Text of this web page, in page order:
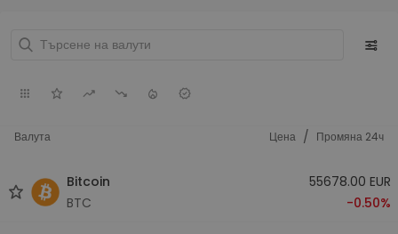
Валута Цена / Промяна 24ч
Bitcoin
BTC
55678.00 EUR
-0.50%